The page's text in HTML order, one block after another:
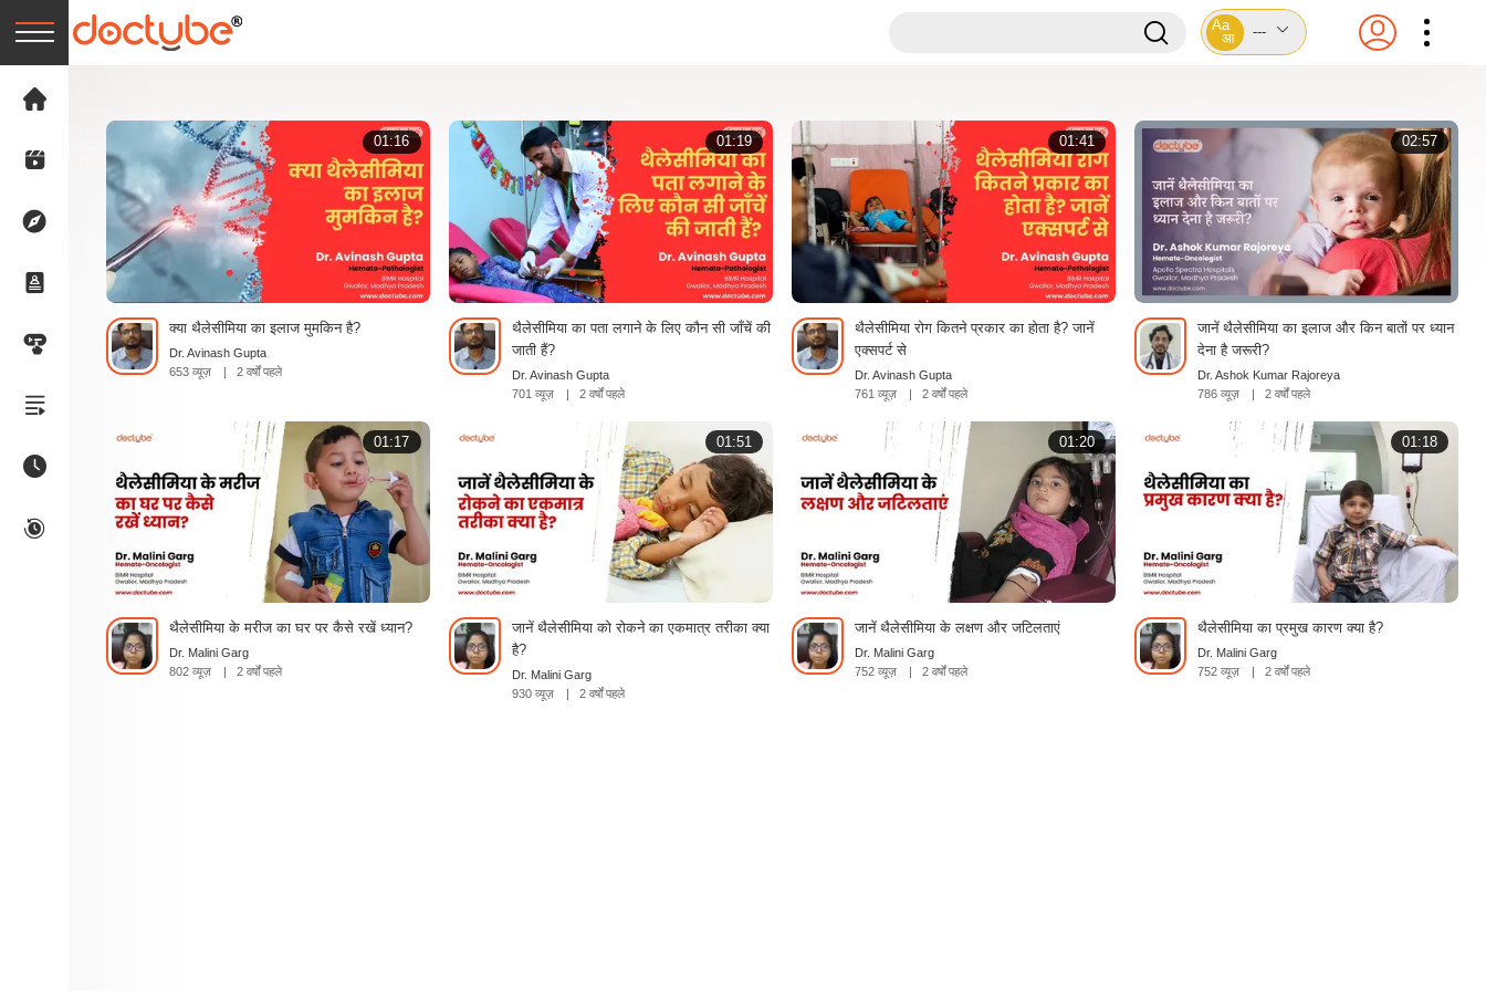
Aa
आ
---
01:16
क्या थैलेसीमिया का इलाज मुमकिन है?
Dr. Avinash Gupta
653 व्यूज़
| 2 वर्षों पहले
01:19
थैलेसीमिया का पता लगाने के लिए कौन सी जाँचें की
जाती हैं?
Dr. Avinash Gupta
701 व्यूज़
| 2 वर्षों पहले
01:41
थैलेसीमिया रोग कितने प्रकार का होता है? जानें
एक्सपर्ट से
Dr. Avinash Gupta
761 व्यूज़
| 2 वर्षों पहले
02:57
जानें थैलेसीमिया का इलाज और किन बातों पर ध्यान
देना है जरूरी?
Dr. Ashok Kumar Rajoreya
786 व्यूज़
| 2 वर्षों पहले
01:17
थैलेसीमिया के मरीज का घर पर कैसे रखें ध्यान?
Dr. Malini Garg
802 व्यूज़
| 2 वर्षों पहले
01:51
जानें थैलेसीमिया को रोकने का एकमात्र तरीका क्या
है?
Dr. Malini Garg
930 व्यूज़
| 2 वर्षों पहले
01:20
जानें थैलेसीमिया के लक्षण और जटिलताएं
Dr. Malini Garg
752 व्यूज़
| 2 वर्षों पहले
01:18
थैलेसीमिया का प्रमुख कारण क्या है?
Dr. Malini Garg
752 व्यूज़
| 2 वर्षों पहले